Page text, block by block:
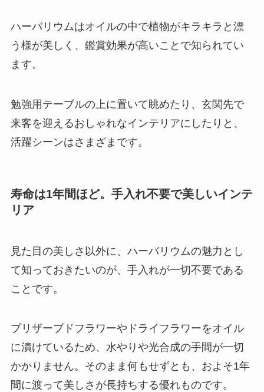
ハーバリウムはオイルの中で植物がキラキラと漂
う様が美しく、鑑賞効果が高いことで知られてい
ます。
勉強用テーブルの上に置いて眺めたり、玄関先で
来客を迎えるおしゃれなインテリアにしたりと、
活躍シーンはさまざまです。
寿命は1年間ほど。手入れ不要で美しいインテ
リア
見た目の美しさ以外に、ハーバリウムの魅力とし
て知っておきたいのが、 手入れが一切不要である
こと です。
プリザーブドフラワーやドライフラワーをオイル
に漬けているため、水やりや光合成の手間が一切
かかりません。そのまま何もせずとも、およそ1年
間に渡って美しさが長持ちする優れものです。